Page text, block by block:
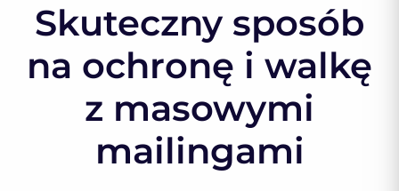
Skuteczny sposób
na ochronę i walkę
z masowymi
mailingami